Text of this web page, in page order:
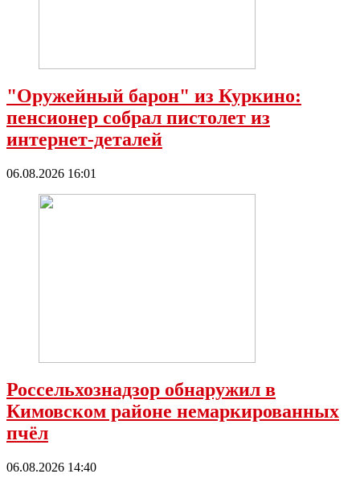
"Оружейный барон" из Куркино:
пенсионер собрал пистолет из
интернет-деталей
06.08.2026 16:01
Россельхознадзор обнаружил в
Кимовском районе немаркированных
пчёл
06.08.2026 14:40